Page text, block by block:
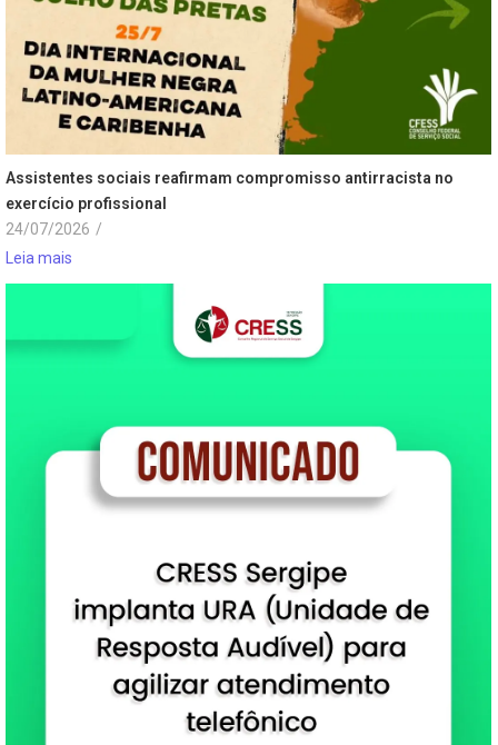
Assistentes sociais reafirmam compromisso antirracista no
exercício profissional
24/07/2026 /
Leia mais